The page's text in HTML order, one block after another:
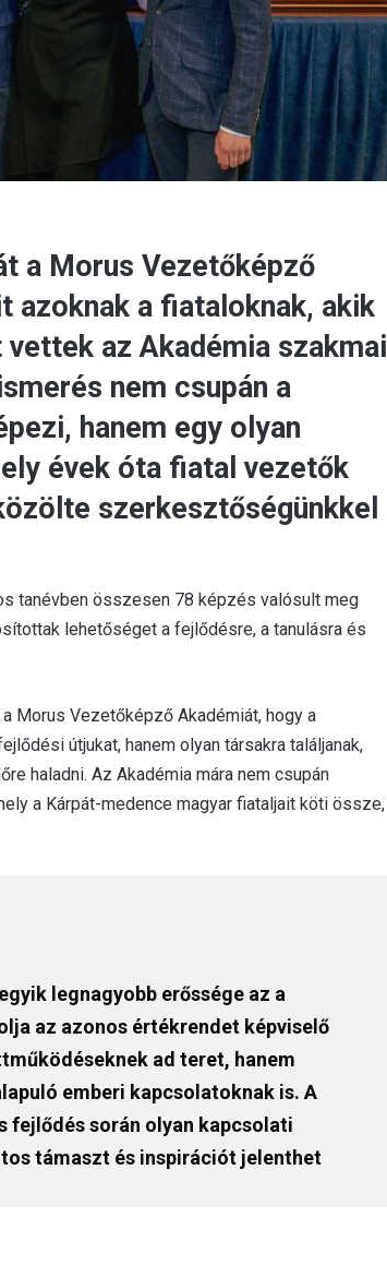
a Morus Vezetőképző
azoknak a fiataloknak, akik
az Akadémia szakmai
nem csupán a
hanem egy olyan
évek óta fiatal vezetők
szerkesztőségünkkel
tanévben összesen 78 képzés valósult meg
lehetőséget a fejlődésre, a tanulásra és
Morus Vezetőképző Akadémiát, hogy a
útjukat, hanem olyan társakra találjanak,
haladni. Az Akadémia mára nem csupán
a Kárpát-medence magyar fiataljait köti össze,
legnagyobb erőssége az a
az azonos értékrendet képviselő
ad teret, hanem
emberi kapcsolatoknak is. A
fejlődés során olyan kapcsolati
támaszt és inspirációt jelenthet